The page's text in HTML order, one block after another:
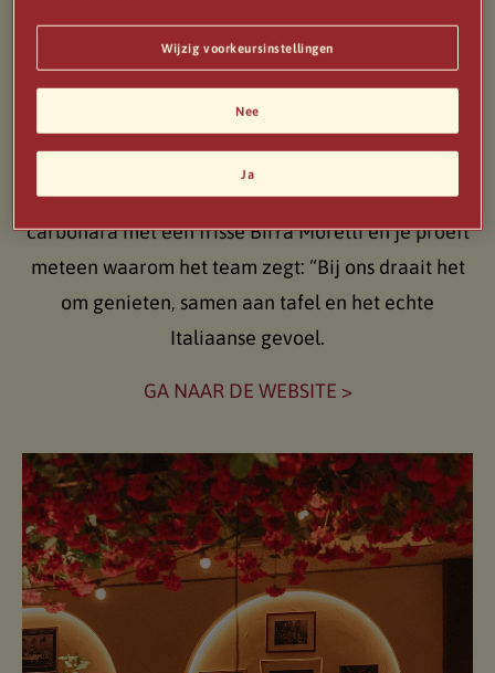
Het kleurrijke interieur met bloemen, planten en
vrienden hebt. Combineer een romige spaghetti
carbonara met een frisse Birra Moretti en je proeft
meteen waarom het team zegt: “Bij ons draait het
om genieten, samen aan tafel en het echte
Italiaanse gevoel.
GA NAAR DE WEBSITE >
Wijzig voorkeursinstellingen
Nee
Ja